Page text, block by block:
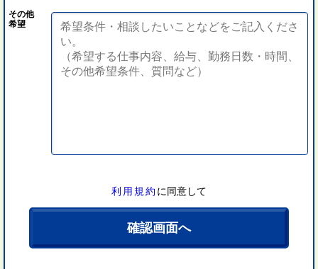
その他
希望
利用規約 に同意して
確認画面へ